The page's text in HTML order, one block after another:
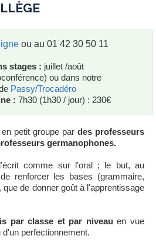
ou au 01 42 30 50 11
stages : juillet /août
ou dans notre
Passy/Trocadéro
: 7h30 (1h30 / jour) : 230€
petit groupe par des professeurs
germanophones.
comme sur l'oral ; le but, au
renforcer les bases (grammaire,
que de donner goût à l'apprentissage
par classe et par niveauen vue
perfectionnement.